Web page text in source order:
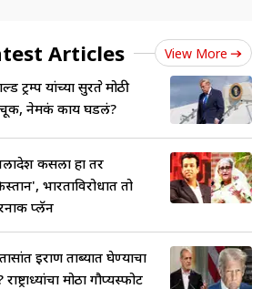
Articles View More
ट्रम्प यांच्या सुरक्षेत मोठी
नेमकं काय घडलं?
कसला हा तर
भारताविरोधात तो
प्लॅन
इराण ताब्यात घेण्याचा
मोठा गौप्यस्फोट